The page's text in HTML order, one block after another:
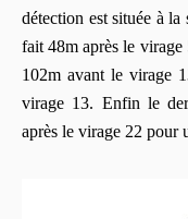
détection est située à
fait 48m après le
102m avant le virage
virage 13. Enfin le
après le virage 22 pour